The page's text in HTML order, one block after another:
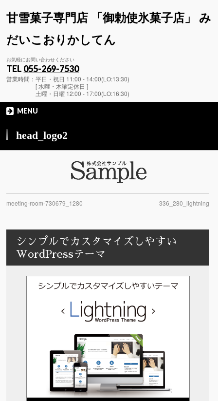
甘雪菓子専門店 「御勅使氷菓子店」 み
だいこおりかしてん
お気軽にお問い合わせください
TEL 055-269-7530
営業時間：平日・祝日 11:00 - 14:00(LO:13:30)
[ 水曜・木曜定休日 ]
土曜・日曜 12:00 - 17:00(LO:16:30)
MENU
head_logo2
meeting-room-730679_1280 336_280_lightning
シンプルでカスタマイズしやすい
WordPressテーマ